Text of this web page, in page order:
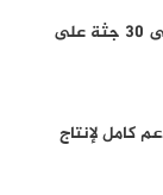
شهود يكشفون تفاصيل العثور على 30 جثة على
كامل لإنتاج